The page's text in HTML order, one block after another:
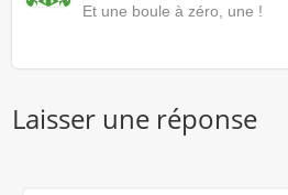
Et une boule à zéro, une !
Laisser une réponse